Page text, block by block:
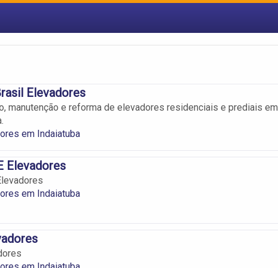
Elevadores
manutenção e reforma de elevadores residenciais e prediais em
em Indaiatuba
Elevadores
em Indaiatuba